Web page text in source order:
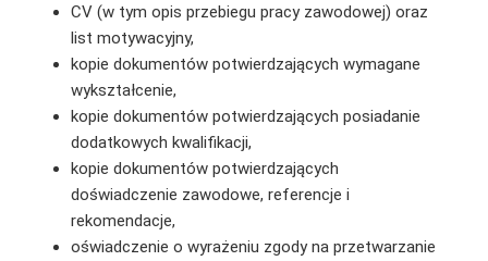
CV (w tym opis przebiegu pracy zawodowej) oraz
list motywacyjny,
kopie dokumentów potwierdzających wymagane
wykształcenie,
kopie dokumentów potwierdzających posiadanie
dodatkowych kwalifikacji,
kopie dokumentów potwierdzających
doświadczenie zawodowe, referencje i
rekomendacje,
oświadczenie o wyrażeniu zgody na przetwarzanie